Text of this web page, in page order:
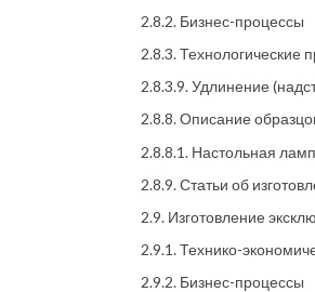
2.8.2. Бизнес-процессы
2.8.3. Технологические
2.8.3.9. Удлинение
2.8.8. Описание
2.8.8.1. Настольная
2.8.9. Статьи об
2.9. Изготовление
2.9.1. Технико-
2.9.2. Бизнес-процессы